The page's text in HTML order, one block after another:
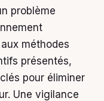
problème
méthodes
présentés,
pour éliminer
Une vigilance